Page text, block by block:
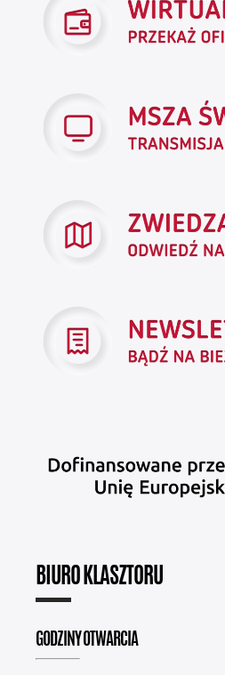
BIURO KLASZTORU
GODZINY OTWARCIA